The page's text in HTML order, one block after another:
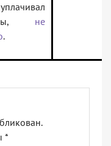
не
.
*